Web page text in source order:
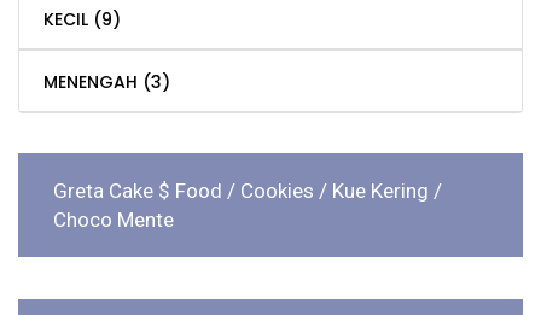
KECIL (9)
MENENGAH (3)
Greta Cake $ Food / Cookies / Kue Kering /
Choco Mente